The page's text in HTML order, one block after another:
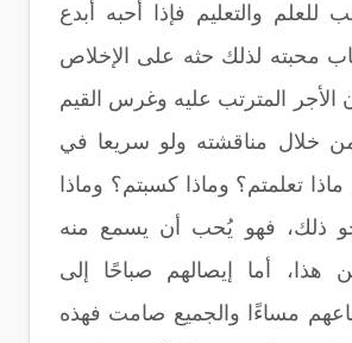
للعلم والتعليم فإذا أحبه أبدع
محبته لذلك حثه على الإخلاص
الأجر المترتب عليه وغرس القيم
من خلال مناقشته ولو سريعا في
ماذا تعلمتم؟ وماذا كسبتم؟ وماذا
ذلك، فهو يُحب أن يسمع منه
هذا، أما إيصالهم صباحًا إلى
مساءًا والجميع صامت فهذه